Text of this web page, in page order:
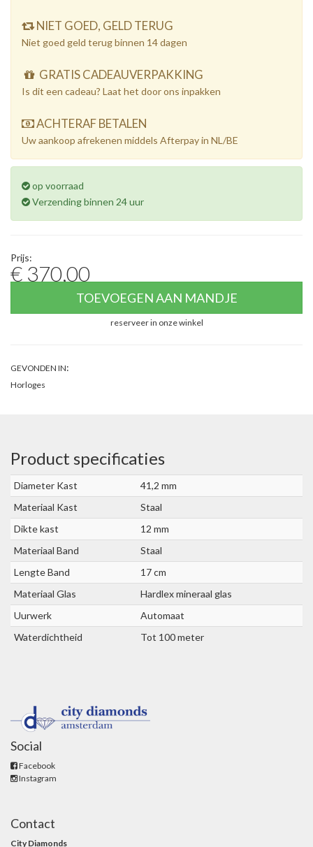
NIET GOED, GELD TERUG
Niet goed geld terug binnen 14 dagen
GRATIS CADEAUVERPAKKING
Is dit een cadeau? Laat het door ons inpakken
ACHTERAF BETALEN
Uw aankoop afrekenen middels Afterpay in NL/BE
op voorraad
Verzending binnen 24 uur
Prijs:
€ 370,00
TOEVOEGEN AAN MANDJE
reserveer in onze winkel
GEVONDEN IN:
Horloges
Product specificaties
Diameter Kast
41,2 mm
Materiaal Kast
Staal
Dikte kast
12 mm
Materiaal Band
Staal
Lengte Band
17 cm
Materiaal Glas
Hardlex mineraal glas
Uurwerk
Automaat
Waterdichtheid
Tot 100 meter
Social
Facebook
Instagram
Contact
City Diamonds